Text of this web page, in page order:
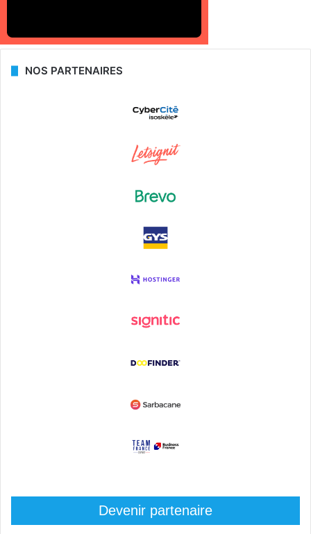
NOS PARTENAIRES
Devenir partenaire